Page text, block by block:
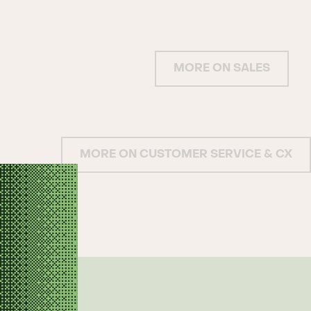
MORE ON SALES
MORE ON CUSTOMER SERVICE & CX